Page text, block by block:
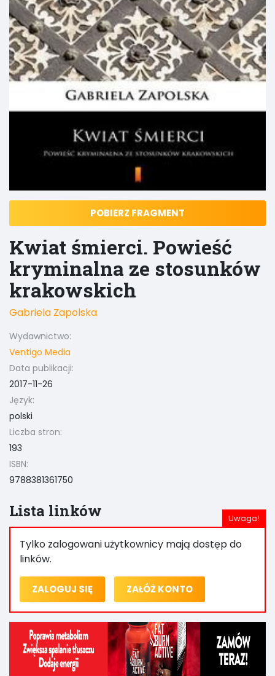
POBIERZ FRAGMENT
Kwiat śmierci. Powieść
kryminalna ze stosunków
krakowskich
Gabriela Zapolska
Wydawnictwo:
Ventigo Media
Data publikacji:
2017-11-26
Język:
polski
Liczba stron:
193
ISBN:
9788381361750
Lista linków
Tylko zalogowani użytkownicy mają dostęp do
linków.
ZALOGUJ SIĘ ZAŁÓŻ KONTO